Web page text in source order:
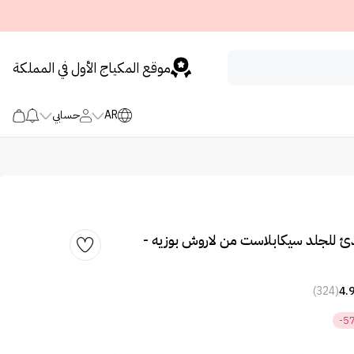
موقع المكياج الأول في المملكة
AR حسابي
للجلد سيكابلاست من لاروش بوزيه -
4.9
(324)
-